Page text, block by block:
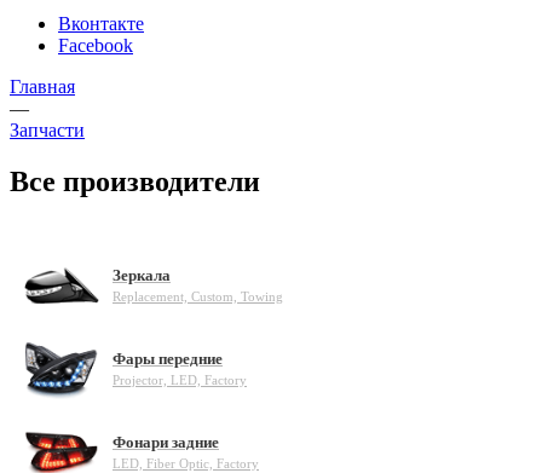
Вконтакте
Facebook
Главная
—
Запчасти
Все производители
Зеркала
Replacement, Custom, Towing
Фары передние
Projector, LED, Factory
Фонари задние
LED, Fiber Optic, Factory